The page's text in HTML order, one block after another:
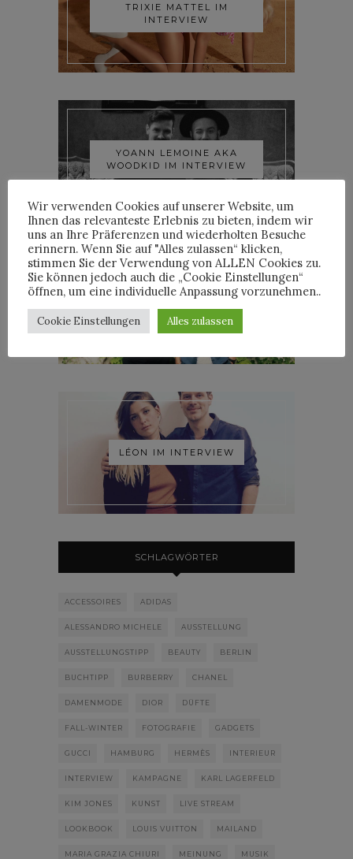
TRIXIE MATTEL IM
INTERVIEW
YOANN LEMOINE AKA
WOODKID IM INTERVIEW
LÉON IM INTERVIEW
SCHLAGWÖRTER
ACCESSOIRES ADIDAS
ALESSANDRO MICHELE AUSSTELLUNG
AUSSTELLUNGSTIPP BEAUTY BERLIN
BUCHTIPP BURBERRY CHANEL
DAMENMODE DIOR DÜFTE
FALL-WINTER FOTOGRAFIE GADGETS
GUCCI HAMBURG HERMÈS INTERIEUR
INTERVIEW KAMPAGNE KARL LAGERFELD
KIM JONES KUNST LIVE STREAM
LOOKBOOK LOUIS VUITTON MAILAND
MARIA GRAZIA CHIURI MEINUNG MUSIK
Wir verwenden Cookies auf unserer Website, um
Ihnen das relevanteste Erlebnis zu bieten, indem wir
uns an Ihre Präferenzen und wiederholten Besuche
erinnern. Wenn Sie auf "Alles zulassen“ klicken,
stimmen Sie der Verwendung von ALLEN Cookies zu.
Sie können jedoch auch die „Cookie Einstellungen“
öffnen, um eine individuelle Anpassung vorzunehmen..
Cookie Einstellungen Alles zulassen